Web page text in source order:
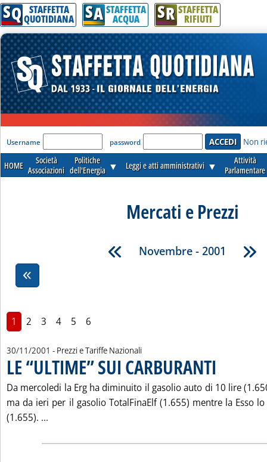
SQ STAFFETTA
QUOTIDIANA SA STAFFETTA
ACQUA SR STAFFETTA
RIFIUTI
'Modulo Login per accedere'
Username password Non
HOME
Società
Associazioni
Politiche
dell'Energia ▼ Leggi e atti amministrativi ▼
Attività
Parlamentare
Mercati e Prezzi
Novembre - 2001
1 2 3 4 5 6
30/11/2001 - Prezzi e Tariffe Nazionali
LE “ULTIME” SUI CARBURANTI
Da mercoledi la Erg ha diminuito il gasolio auto di 10 lire
ma da ieri per il gasolio TotalFinaElf (1.655) mentre la Esso
(1.655). ...